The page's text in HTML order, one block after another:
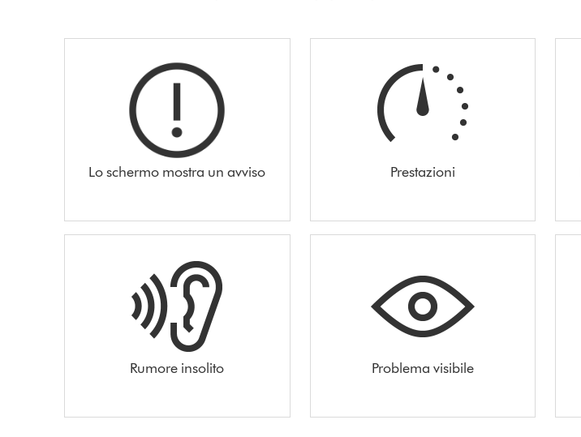
Lo schermo mostra un avviso Prestazioni
Rumore insolito Problema visibile